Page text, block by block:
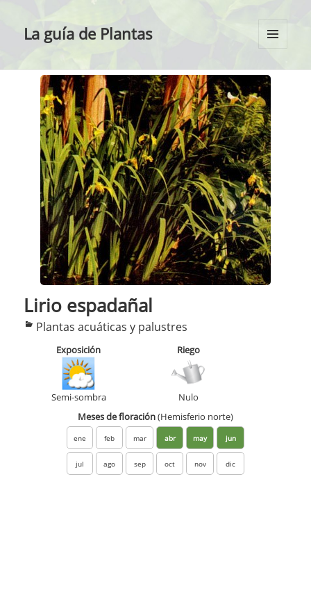
La guía de Plantas
WIDGETS
Lirio espadañal
Categorías
Plantas acuáticas y palustres
Exposición
Semi-sombra
Riego
Nulo
Meses de floración(Hemisferio norte)
ene feb mar abr may jun
jul ago sep oct nov dic